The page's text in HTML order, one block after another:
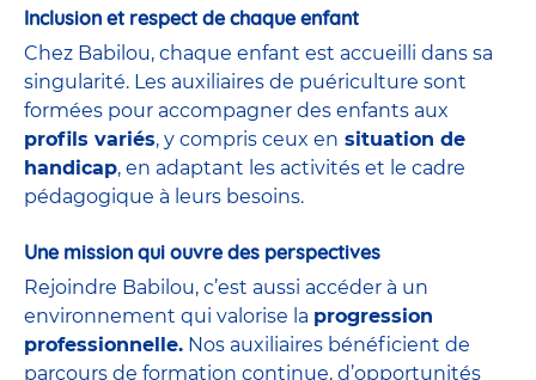
Inclusion et respect de chaque enfant
Chez Babilou, chaque enfant est accueilli dans sa
singularité. Les auxiliaires de puériculture sont
formées pour accompagner des enfants aux
profils variés, y compris ceux en situation de
handicap, en adaptant les activités et le cadre
pédagogique à leurs besoins.
Une mission qui ouvre des perspectives
Rejoindre Babilou, c’est aussi accéder à un
environnement qui valorise la progression
professionnelle. Nos auxiliaires bénéficient de
parcours de formation continue, d’opportunités